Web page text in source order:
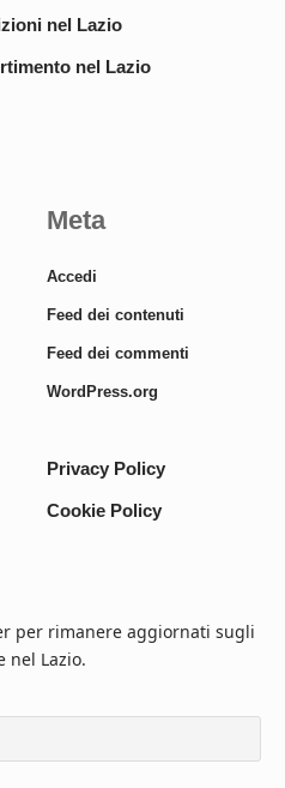
nel Lazio
nel Lazio
Meta
Accedi
Feed dei contenuti
Feed dei commenti
WordPress.org
Privacy Policy
Cookie Policy
per rimanere aggiornati sugli
nel Lazio.